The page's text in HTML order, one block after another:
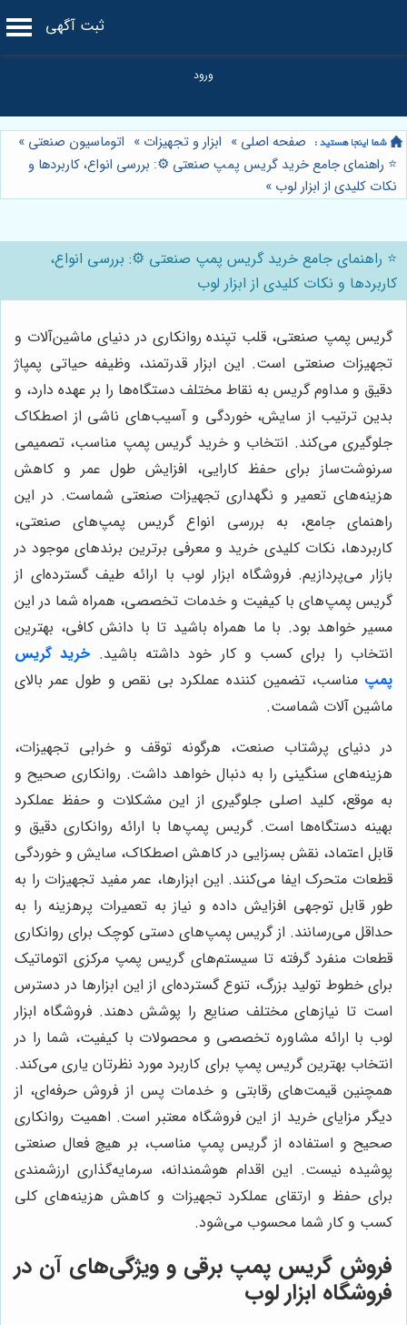
ثبت آگهی
صفحه اصلی » ابزار و تجهیزات » اتوماسیون صنعتی »
⭐️ راهنمای جامع خرید گریس پمپ صنعتی ⚙️: بررسی انواع، کاربردها و
نکات کلیدی از ابزار لوب »
⭐️ راهنمای جامع خرید گریس پمپ صنعتی ⚙️: بررسی انواع،
کاربردها و نکات کلیدی از ابزار لوب
گریس پمپ صنعتی، قلب تپنده روانکاری در دنیای ماشین‌آلات و
تجهیزات صنعتی است. این ابزار قدرتمند، وظیفه حیاتی پمپاژ
دقیق و مداوم گریس به نقاط مختلف دستگاه‌ها را بر عهده دارد، و
بدین ترتیب از سایش، خوردگی و آسیب‌های ناشی از اصطکاک
جلوگیری می‌کند. انتخاب و خرید گریس پمپ مناسب، تصمیمی
سرنوشت‌ساز برای حفظ کارایی، افزایش طول عمر و کاهش
هزینه‌های تعمیر و نگهداری تجهیزات صنعتی شماست. در این
راهنمای جامع، به بررسی انواع گریس پمپ‌های صنعتی،
کاربردها، نکات کلیدی خرید و معرفی برترین برندهای موجود در
بازار می‌پردازیم. فروشگاه ابزار لوب با ارائه طیف گسترده‌ای از
گریس پمپ‌های با کیفیت و خدمات تخصصی، همراه شما در این
مسیر خواهد بود. با ما همراه باشید تا با دانش کافی، بهترین
انتخاب را برای کسب و کار خود داشته باشید. خرید گریس
پمپ مناسب، تضمین کننده عملکرد بی نقص و طول عمر بالای
ماشین آلات شماست.
در دنیای پرشتاب صنعت، هرگونه توقف و خرابی تجهیزات،
هزینه‌های سنگینی را به دنبال خواهد داشت. روانکاری صحیح و
به موقع، کلید اصلی جلوگیری از این مشکلات و حفظ عملکرد
بهینه دستگاه‌ها است. گریس پمپ‌ها با ارائه روانکاری دقیق و
قابل اعتماد، نقش بسزایی در کاهش اصطکاک، سایش و خوردگی
قطعات متحرک ایفا می‌کنند. این ابزارها، عمر مفید تجهیزات را به
طور قابل توجهی افزایش داده و نیاز به تعمیرات پرهزینه را به
حداقل می‌رسانند. از گریس پمپ‌های دستی کوچک برای روانکاری
قطعات منفرد گرفته تا سیستم‌های گریس پمپ مرکزی اتوماتیک
برای خطوط تولید بزرگ، تنوع گسترده‌ای از این ابزارها در دسترس
است تا نیازهای مختلف صنایع را پوشش دهند. فروشگاه ابزار
لوب با ارائه مشاوره تخصصی و محصولات با کیفیت، شما را در
انتخاب بهترین گریس پمپ برای کاربرد مورد نظرتان یاری می‌کند.
همچنین قیمت‌های رقابتی و خدمات پس از فروش حرفه‌ای، از
دیگر مزایای خرید از این فروشگاه معتبر است. اهمیت روانکاری
صحیح و استفاده از گریس پمپ مناسب، بر هیچ فعال صنعتی
پوشیده نیست. این اقدام هوشمندانه، سرمایه‌گذاری ارزشمندی
برای حفظ و ارتقای عملکرد تجهیزات و کاهش هزینه‌های کلی
کسب و کار شما محسوب می‌شود.
فروش گریس پمپ برقی و ویژگی‌های آن در
فروشگاه ابزار لوب